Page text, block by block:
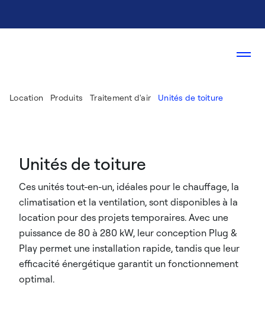
Location Produits Traitement d'air Unités de toiture
Unités de toiture
Ces unités tout-en-un, idéales pour le chauffage, la
climatisation et la ventilation, sont disponibles à la
location pour des projets temporaires. Avec une
puissance de 80 à 280 kW, leur conception Plug &
Play permet une installation rapide, tandis que leur
efficacité énergétique garantit un fonctionnement
optimal.